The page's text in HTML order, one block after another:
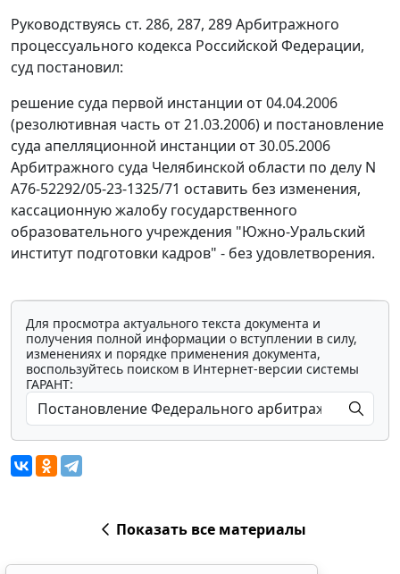
Руководствуясь ст. 286, 287, 289Арбитражного
процессуального кодекса Российской Федерации,
суд постановил:
решение суда первой инстанции от 04.04.2006
(резолютивная часть от 21.03.2006) и постановление
суда апелляционной инстанции от 30.05.2006
Арбитражного суда Челябинской области по делу N
А76-52292/05-23-1325/71 оставить без изменения,
кассационную жалобу государственного
образовательного учреждения "Южно-Уральский
институт подготовки кадров" - без удовлетворения.
Для просмотра актуального текста документа и
получения полной информации о вступлении в силу,
изменениях и порядке применения документа,
воспользуйтесь поиском в Интернет-версии системы
ГАРАНТ:
Показать все материалы